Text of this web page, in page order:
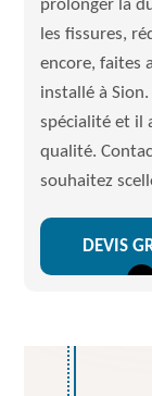
prolonger la
les fissures,
encore, faites
installé à
spécialité et il
qualité.
souhaitez
DEVIS